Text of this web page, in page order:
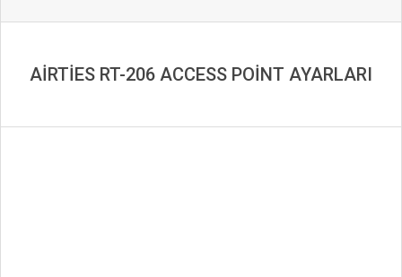
AİRTİES RT-206 ACCESS POİNT AYARLARI